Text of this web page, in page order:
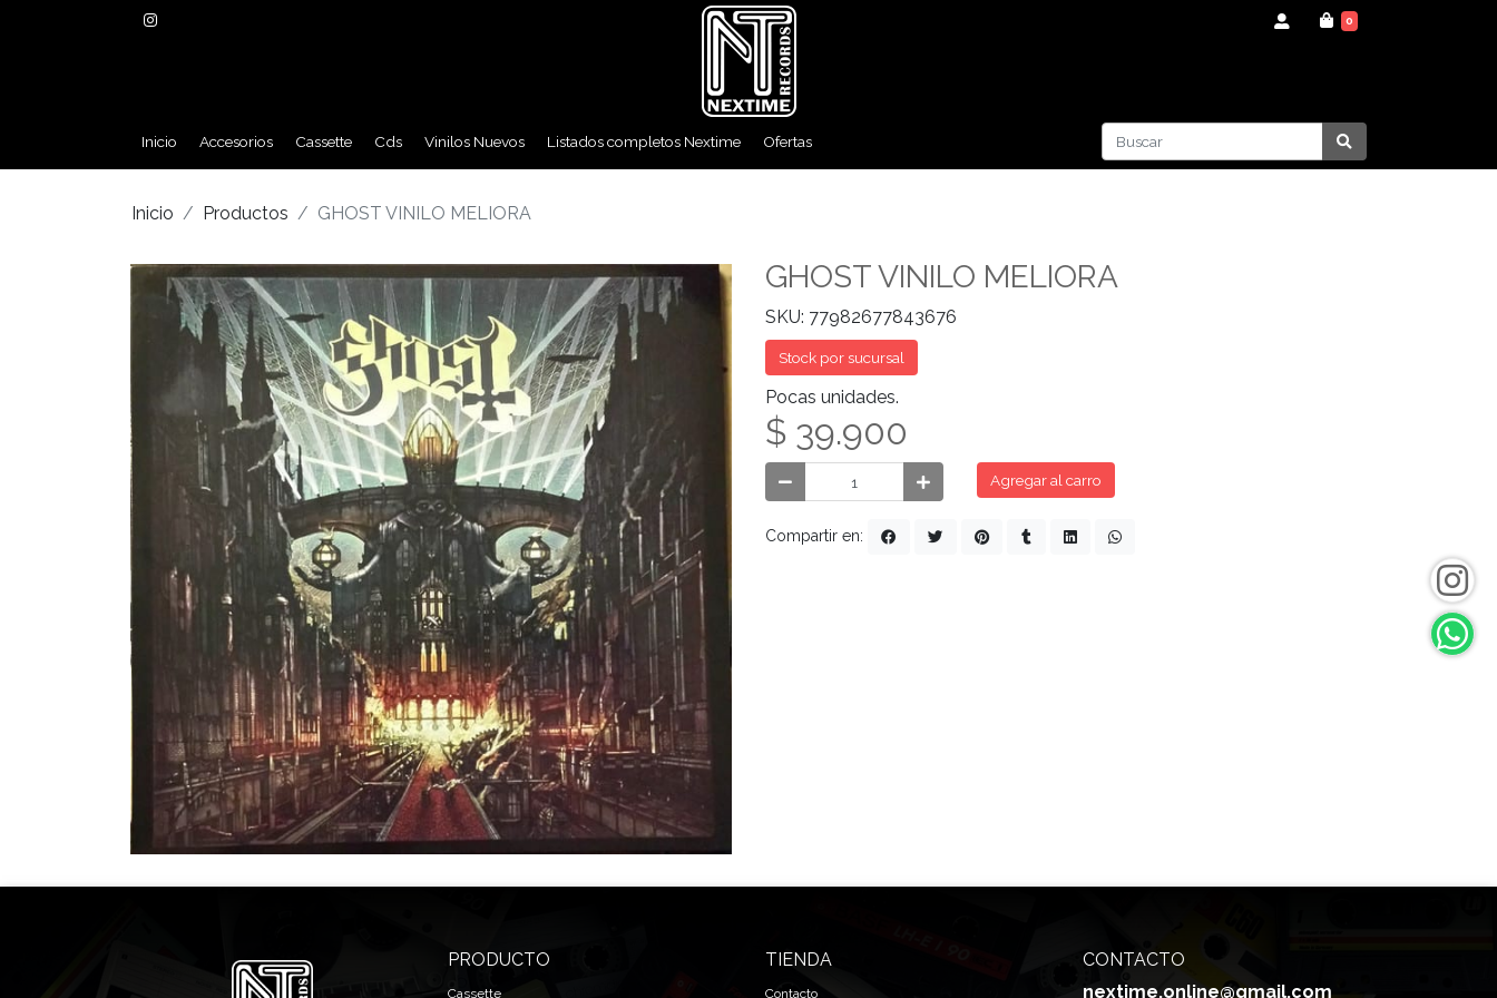
0
Inicio Accesorios Cassette Cds Vinilos Nuevos Listados completos Nextime Ofertas
Inicio Productos GHOST VINILO MELIORA
GHOST VINILO MELIORA
SKU: 77982677843676
Stock por sucursal
Pocas unidades.
$ 39.900
Agregar al carro
Compartir en:
PRODUCTO
Cassette
TIENDA
Contacto
CONTACTO
nextime.online@gmail.com